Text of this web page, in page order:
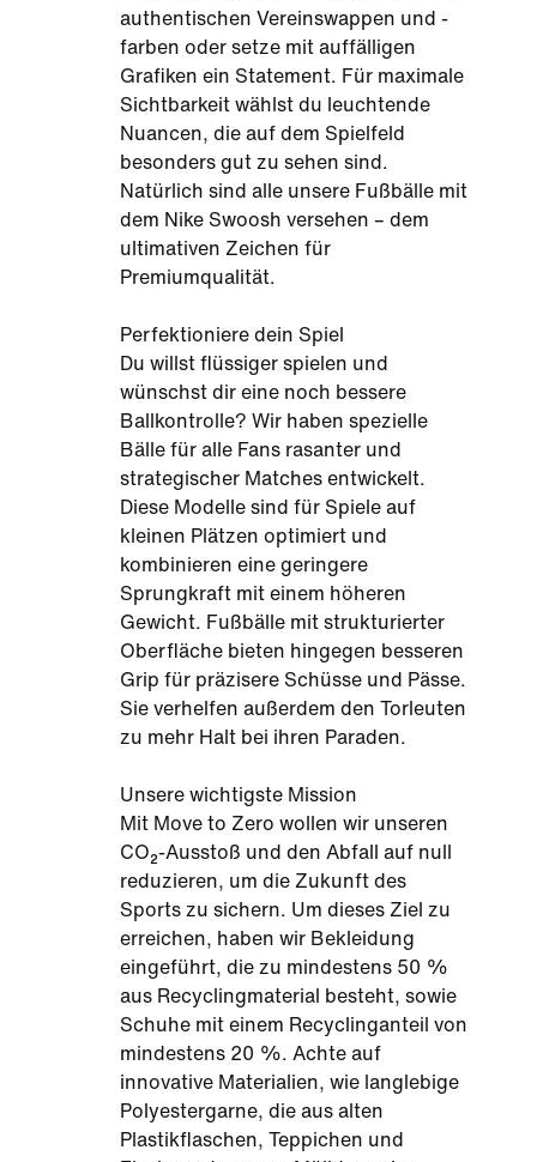
authentischen Vereinswappen und -
farben oder setze mit auffälligen
Grafiken ein Statement. Für maximale
Sichtbarkeit wählst du leuchtende
Nuancen, die auf dem Spielfeld
besonders gut zu sehen sind.
Natürlich sind alle unsere Fußbälle mit
dem Nike Swoosh versehen – dem
ultimativen Zeichen für
Premiumqualität.
Perfektioniere dein Spiel
Du willst flüssiger spielen und
wünschst dir eine noch bessere
Ballkontrolle? Wir haben spezielle
Bälle für alle Fans rasanter und
strategischer Matches entwickelt.
Diese Modelle sind für Spiele auf
kleinen Plätzen optimiert und
kombinieren eine geringere
Sprungkraft mit einem höheren
Gewicht. Fußbälle mit strukturierter
Oberfläche bieten hingegen besseren
Grip für präzisere Schüsse und Pässe.
Sie verhelfen außerdem den Torleuten
zu mehr Halt bei ihren Paraden.
Unsere wichtigste Mission
Mit Move to Zero wollen wir unseren
CO₂-Ausstoß und den Abfall auf null
reduzieren, um die Zukunft des
Sports zu sichern. Um dieses Ziel zu
erreichen, haben wir Bekleidung
eingeführt, die zu mindestens 50 %
aus Recyclingmaterial besteht, sowie
Schuhe mit einem Recyclinganteil von
mindestens 20 %. Achte auf
innovative Materialien, wie langlebige
Polyestergarne, die aus alten
Plastikflaschen, Teppichen und